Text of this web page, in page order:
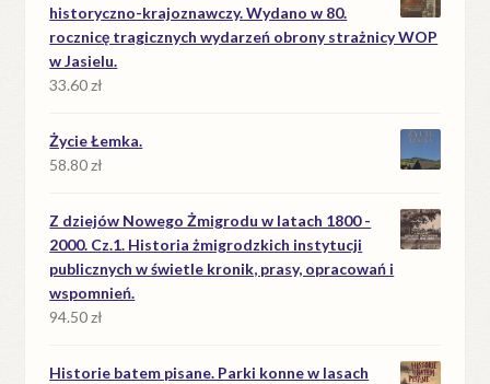
historyczno-krajoznawczy. Wydano w 80.
rocznicę tragicznych wydarzeń obrony strażnicy WOP
w Jasielu.
33.60zł
Życie Łemka.
58.80zł
Z dziejów Nowego Żmigrodu w latach 1800 -
2000. Cz.1. Historia żmigrodzkich instytucji
publicznych w świetle kronik, prasy, opracowań i
wspomnień.
94.50zł
Historie batem pisane. Parki konne w lasach